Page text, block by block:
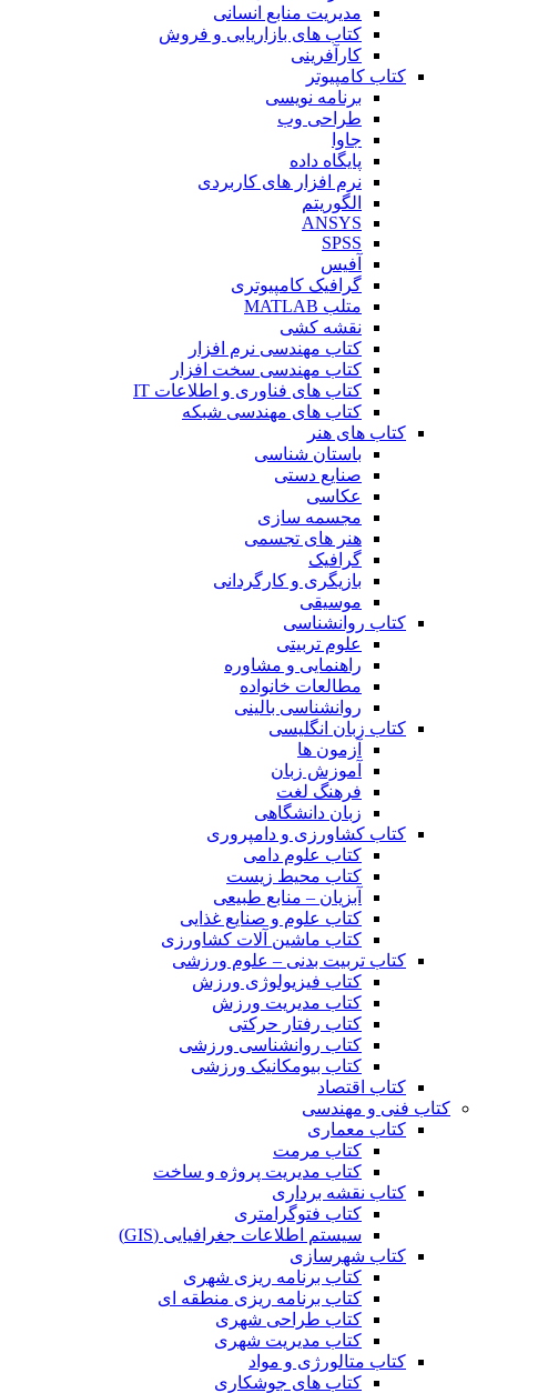
مدیریت منابع انسانی
کتاب های بازاریابی و فروش
کارآفرینی
کتاب کامپیوتر
برنامه نویسی
طراحی وب
جاوا
پایگاه داده
نرم افزار های کاربردی
الگوریتم
ANSYS
SPSS
آفیس
گرافیک کامپیوتری
متلب MATLAB
نقشه کشی
کتاب مهندسی نرم افزار
کتاب مهندسی سخت افزار
کتاب های فناوری و اطلاعات IT
کتاب های مهندسی شبکه
کتاب های هنر
باستان شناسی
صنایع دستی
عکاسی
مجسمه سازی
هنر های تجسمی
گرافیک
بازیگری و کارگردانی
موسیقی
کتاب روانشناسی
علوم تربیتی
راهنمایی و مشاوره
مطالعات خانواده
روانشناسی بالینی
کتاب زبان انگلیسی
آزمون ها
آموزش زبان
فرهنگ لغت
زبان دانشگاهی
کتاب کشاورزی و دامپروری
کتاب علوم دامی
کتاب محیط زیست
آبزیان – منابع طبیعی
کتاب علوم و صنایع غذایی
کتاب ماشین آلات کشاورزی
کتاب تربیت بدنی – علوم ورزشی
کتاب فیزیولوژی ورزش
کتاب مدیریت ورزش
کتاب رفتار حرکتی
کتاب روانشناسی ورزشی
کتاب بیومکانیک ورزشی
کتاب اقتصاد
کتاب فنی و مهندسی
کتاب معماری
کتاب مرمت
کتاب مدیریت پروژه و ساخت
کتاب نقشه برداری
کتاب فتوگرامتری
سیستم اطلاعات جغرافیایی (GIS)
کتاب شهرسازی
کتاب برنامه ریزی شهری
کتاب برنامه ریزی منطقه ای
کتاب طراحی شهری
کتاب مدیریت شهری
کتاب متالورژی و مواد
کتاب های جوشکاری